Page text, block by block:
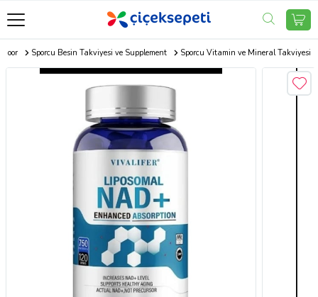
Sporcu Besin Takviyesi ve Supplement Sporcu Vitamin ve Mineral Takviyesi